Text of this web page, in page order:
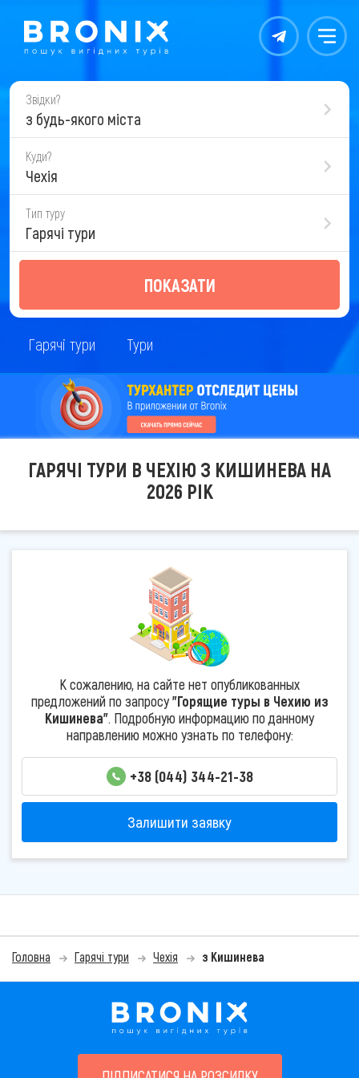
Контакты Меню
Звідки?
з будь-якого міста
Куди?
Чехія
Тип туру
Гарячі тури
ПОКАЗАТИ
Гарячі тури Тури
ГАРЯЧІ ТУРИ В ЧЕХІЮ З КИШИНЕВА НА
2026 РІК
К сожалению, на сайте нет опубликованных
предложений по запросу"Горящие туры в Чехию из
Кишинева". Подробную информацию по данному
направлению можно узнать по телефону:
+38 (044) 344-21-38
Залишити заявку
Головна Гарячі тури Чехія з Кишинева